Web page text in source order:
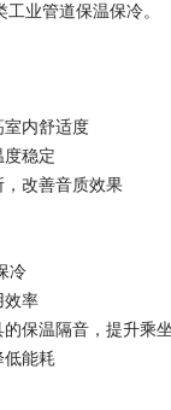
业管道保温保冷。
室内舒适度
稳定
改善音质效果
冷
效率
保温隔音，提升乘
能耗